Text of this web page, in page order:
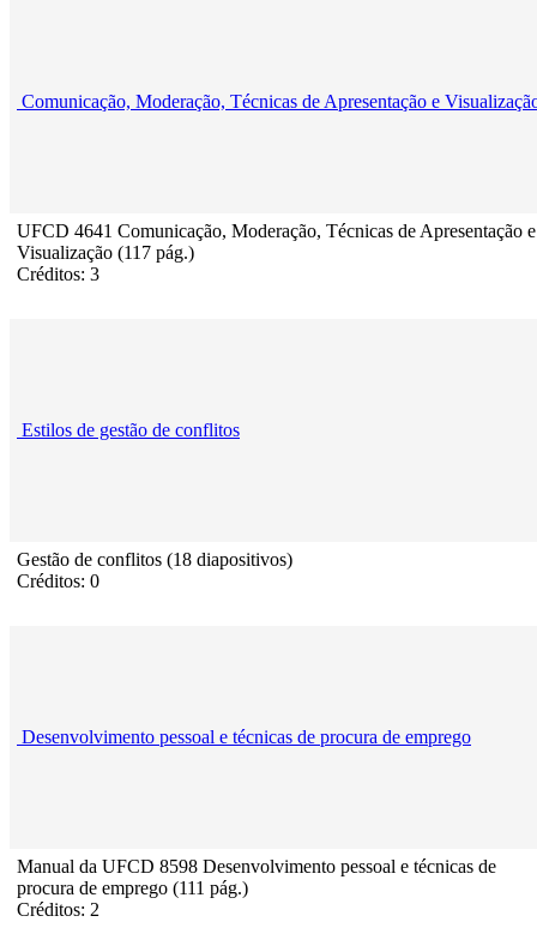
Comunicação, Moderação, Técnicas de Apresentação e
UFCD 4641 Comunicação, Moderação, Técnicas de Apresentação e
Visualização (117 pág.)
Créditos: 3
Estilos de gestão de conflitos
Gestão de conflitos (18 diapositivos)
Créditos: 0
Desenvolvimento pessoal e técnicas de procura de emprego
Manual da UFCD 8598 Desenvolvimento pessoal e técnicas de
procura de emprego (111 pág.)
Créditos: 2